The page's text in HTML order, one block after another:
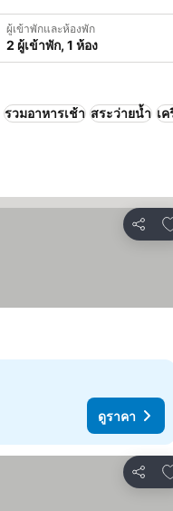
ผู้เข้าพักและห้องพัก
2 ผู้เข้าพัก, 1 ห้อง
รวมอาหารเช้า สระว่ายน้ำ เ
แชร์
เ
ดูราคา
แชร์
เ